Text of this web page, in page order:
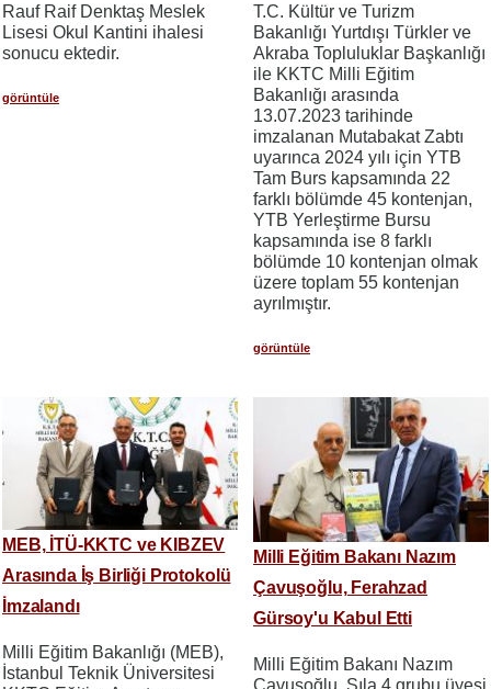
Rauf Raif Denktaş Meslek
Lisesi Okul Kantini ihalesi
sonucu ektedir.
görüntüle
T.C. Kültür ve Turizm
Bakanlığı Yurtdışı Türkler ve
Akraba Topluluklar Başkanlığı
ile KKTC Milli Eğitim
Bakanlığı arasında
13.07.2023 tarihinde
imzalanan Mutabakat Zabtı
uyarınca 2024 yılı için YTB
Tam Burs kapsamında 22
farklı bölümde 45 kontenjan,
YTB Yerleştirme Bursu
kapsamında ise 8 farklı
bölümde 10 kontenjan olmak
üzere toplam 55 kontenjan
ayrılmıştır.
görüntüle
MEB, İTÜ-KKTC ve KIBZEV
Arasında İş Birliği Protokolü
İmzalandı
Milli Eğitim Bakanlığı (MEB),
İstanbul Teknik Üniversitesi
Milli Eğitim Bakanı Nazım
Çavuşoğlu, Ferahzad
Gürsoy'u Kabul Etti
Milli Eğitim Bakanı Nazım